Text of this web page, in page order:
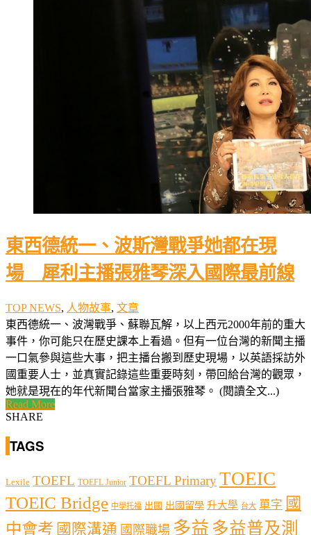
東西德統一、波斯灣戰爭她都在現
場 犀利主播張雅琴深入國際最前線
TOP NEWS, 人物故事, 文章
東西德統一、波灣戰爭、蘇聯瓦解，以上西元2000年前的重大
事件，你可能只在歷史課本上看過。但有一位台灣的新聞主播
一口氣參與這些大事，把主播台搬到歷史現場，以英語採訪外
國重要人士，並真實記錄這些重要時刻，帶回給台灣的觀眾，
她就是現在的年代新聞台當家主播張雅琴。 (閱讀全文...)
Read More
SHARE
TAGS
Lexile TOEFL TOEFL Junior TOEFL PrimaryTOEIC
TOEIC Bridge 中學托福 出國 出國留學 升大學 台大 單字 國
中會考 國際溝通 國際職場 多益 多益普及測